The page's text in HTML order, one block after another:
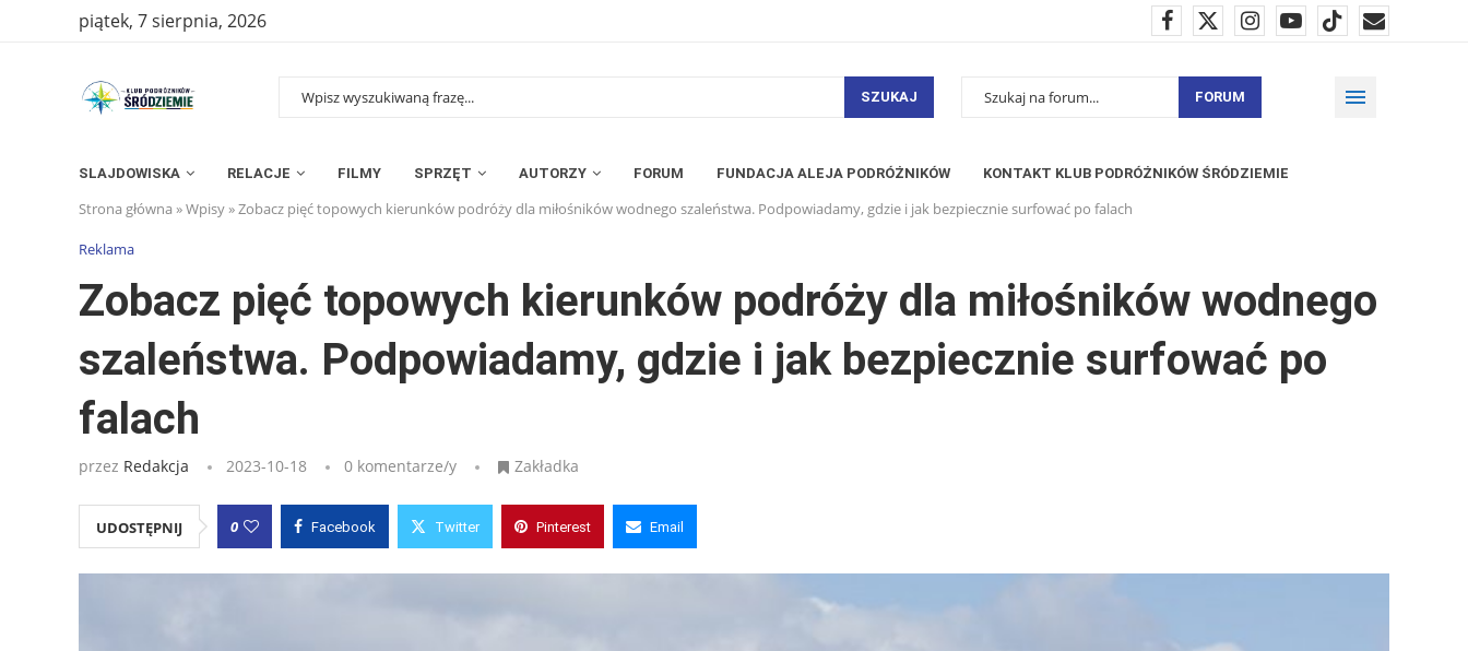
piątek, 7 sierpnia, 2026
SZUKAJ FORUM
SLAJDOWISKA RELACJE FILMY SPRZĘT AUTORZY FORUM FUNDACJA ALEJA PODRÓŻNIKÓW KONTAKT KLUB PODRÓŻNIKÓW ŚRÓDZIEMIE
Strona główna »Wpisy»Zobacz pięć topowych kierunków podróży dla miłośników wodnego szaleństwa. Podpowiadamy, gdzie i jak bezpiecznie surfować po falach
Reklama
Zobacz pięć topowych kierunków podróży dla miłośników wodnego
szaleństwa. Podpowiadamy, gdzie i jak bezpiecznie surfować po
falach
przez Redakcja 2023-10-18 0 komentarze/y Zakładka
UDOSTĘPNIJ 0 Facebook Twitter Pinterest Email